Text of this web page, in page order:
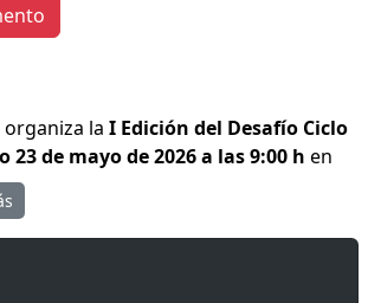
organiza laI Edición del Desafío Ciclo
23 de mayo de 2026 a las 9:00 h en
que constará decuatro sesiones
entre sesiones. El evento tiene